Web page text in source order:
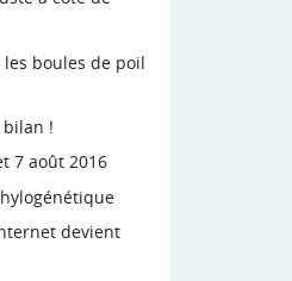
boules de poil
bilan !
7 août 2016
devient